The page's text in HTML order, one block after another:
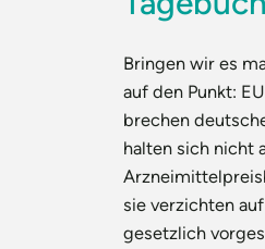
Bringen wir es
auf den Punkt:
brechen
halten sich nicht
sie verzichten
gesetzlich